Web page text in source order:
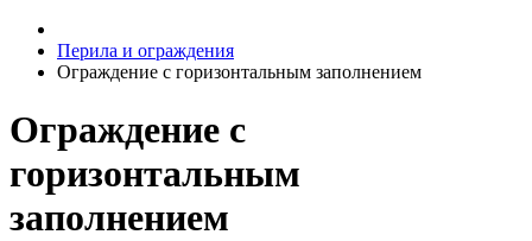
Перила и ограждения
Ограждение с горизонтальным заполнением
Ограждение с
горизонтальным
заполнением